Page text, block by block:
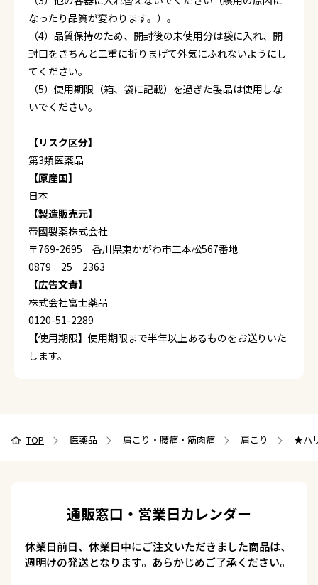
なったり品質が変わります。）。
（4）品質保持のため、開封後の未使用分は袋に入れ、開
封口をきちんと二重に折りまげて外気にふれないようにし
てください。
（5）使用期限（箱、袋に記載）を過ぎた製品は使用しな
いでください。
【リスク区分】
第3類医薬品
【原産国】
日本
【製造販売元】
帝國製薬株式会社
〒769-2695 香川県東かがわ市三本松567番地
0879－25－2363
【広告文責】
株式会社富士薬品
0120-51-2289
【使用期限】使用期限まで半年以上あるものをお送りいた
します。
TOP 医薬品 肩こり・腰痛・筋肉痛 肩こり ★ハ
通販窓口・営業日カレンダー
休業日前日、休業日中にご注文いただきました商品は、
週明けの発送となります。あらかじめご了承ください。